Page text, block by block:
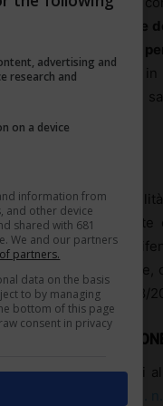
domanda di fruizione
3 e 40 bis, comma 1,
. La ratio delle norme
di integrazione
fruito.
ha previsto la
ha
la finalità
del
5, del D.lgs. n. 148/
DI
quadro normativo si
di competenza (
advertising and
research and
on a device
information from
and other device
shared with 681
We and our partners
partners.
data on the basis
to by managing
bottom of this page
consent in privacy